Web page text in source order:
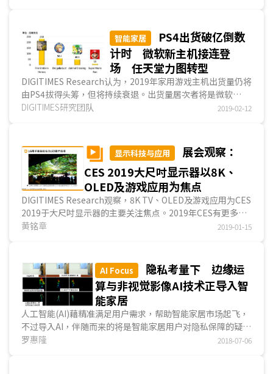
智能家居
PS4出货破亿倒数
计时 微软新主机接连登
场 任天堂力图转型
DIGITIMES Research认为，2019年家用游戏主机出货量仍将
由PS4拔得头筹，但将持续衰退。出货量居次者将是微软
(Microsoft)的Xbox One，预期无光驅版本机种可望吸引想尝
DIGITIMES研究团队 2019-02-12
显示科技与应用
展会观察：
CES 2019大尺吋显示器以8K、
OLED及游戏应用为焦点
DIGITIMES Research观察，8K TV、OLED及游戏应用为CES
2019于大尺吋显示器的主要关注焦点。2019年CES有更多TV
业者展出8K TV产品，且多数在2019年内可商品化。另外，游
黄铭章 2019-01-15
AI Focus
隐私考量下 边缘运
算与非视觉影像AI技术正导入智
能家居
人工智能(AI)藉精准满足用户需求，帮助智能家居市场起飞，
不过导入AI，伴随而来的将是智能家居用户对隐私保障的疑
虑。近期市场开始出现以保障用户隐私为诉求的AI智能家居方
罗惠隆 2018-07-06